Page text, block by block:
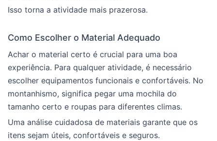
Isso torna a atividade mais prazerosa.
Como Escolher o Material Adequado
Achar o material certo é crucial para uma boa
experiência. Para qualquer atividade, é necessário
escolher equipamentos funcionais e confortáveis. No
montanhismo, significa pegar uma mochila do
tamanho certo e roupas para diferentes climas.
Uma análise cuidadosa de materiais garante que os
itens sejam úteis, confortáveis e seguros.